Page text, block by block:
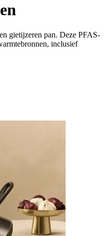
gietijzeren pan. Deze PFAS-
inclusief